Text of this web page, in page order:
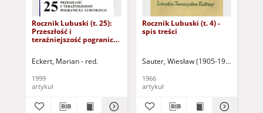
Rocznik Lubuski (t. 25):
Przeszłość i
teraźniejszość pogranicza
Eckert, Marian - red.
1999
artykuł
Rocznik Lubuski (t. 4) -
spis treści
Sauter, Wiesław (1905-1996) - red.
1966
artykuł